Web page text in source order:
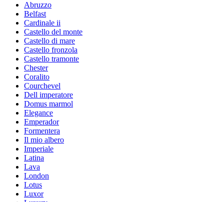
Abruzzo
Belfast
Cardinale ii
Castello del monte
Castello di mare
Castello fronzola
Castello tramonte
Chester
Coralito
Courchevel
Dell imperatore
Domus marmol
Elegance
Emperador
Formentera
Il mio albero
Imperiale
Latina
Lava
London
Lotus
Luxor